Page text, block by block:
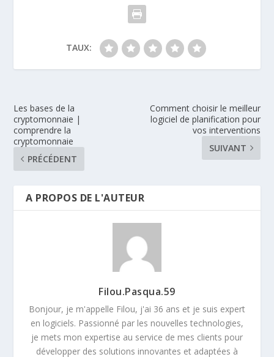
TAUX:
Les bases de la
cryptomonnaie |
comprendre la
cryptomonnaie
PRÉCÉDENT
Comment choisir le meilleur
logiciel de planification pour
vos interventions
SUIVANT
A PROPOS DE L'AUTEUR
Filou.Pasqua.59
Bonjour, je m'appelle Filou, j'ai 36 ans et je suis expert
en logiciels. Passionné par les nouvelles technologies,
je mets mon expertise au service de mes clients pour
développer des solutions innovantes et adaptées à